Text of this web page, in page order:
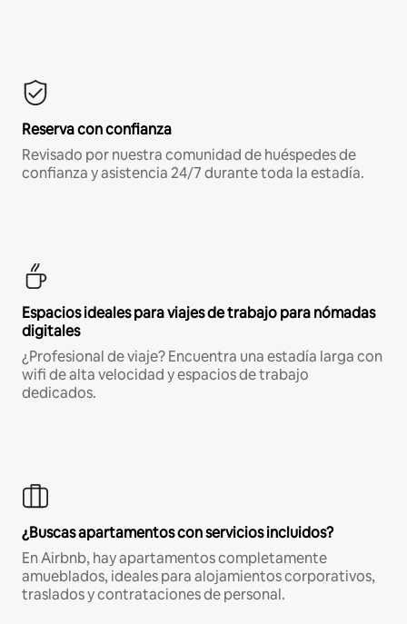
Reserva con confianza
Revisado por nuestra comunidad de huéspedes de
confianza y asistencia 24/7 durante toda la estadía.
Espacios ideales para viajes de trabajo para nómadas
digitales
¿Profesional de viaje? Encuentra una estadía larga con
wifi de alta velocidad y espacios de trabajo
dedicados.
¿Buscas apartamentos con servicios incluidos?
En Airbnb, hay apartamentos completamente
amueblados, ideales para alojamientos corporativos,
traslados y contrataciones de personal.